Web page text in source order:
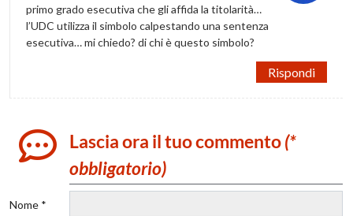
primo grado esecutiva che gli affida la titolarità…
l’UDC utilizza il simbolo calpestando una sentenza
esecutiva… mi chiedo? di chi è questo simbolo?
Rispondi
Lascia ora il tuo commento(*
obbligatorio)
Nome *